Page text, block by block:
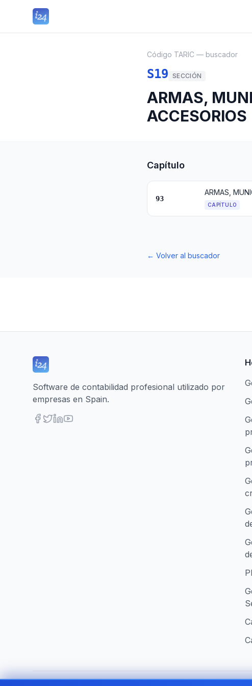
Código TARIC — buscador
S19 SECCIÓN
ARMAS,
ACCESORIOS
Capítulo
93
ARMAS,
CAPÍTULO
← Volver al buscador
Software de contabilidad profesional utilizado por
empresas en Spain.